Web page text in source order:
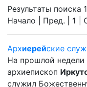
Результаты поиска
Начало | Пред. | 1 |
Архиерейские
На прошлой недели
архиепископ
служил